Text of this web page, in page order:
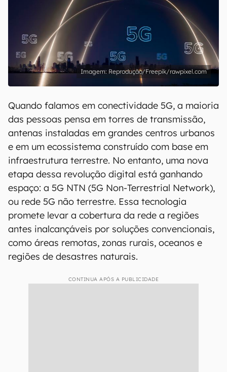
Reprodução/Freepik/rawpixel.com
Quando falamos em conectividade 5G, a maioria
das pessoas pensa em torres de transmissão,
antenas instaladas em grandes centros urbanos
e em um ecossistema construído com base em
infraestrutura terrestre. No entanto, uma nova
etapa dessa revolução digital está ganhando
espaço: a 5G NTN (5G Non-Terrestrial Network),
ou rede 5G não terrestre. Essa tecnologia
promete levar a cobertura da rede a regiões
antes inalcançáveis por soluções convencionais,
como áreas remotas, zonas rurais, oceanos e
regiões de desastres naturais.
CONTINUA APÓS A PUBLICIDADE